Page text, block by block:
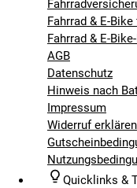
Fahrrad & E-
Fahrrad & E-
AGB
Datenschutz
Hinweis nach
Impressum
Widerruf erklären
Quicklinks &